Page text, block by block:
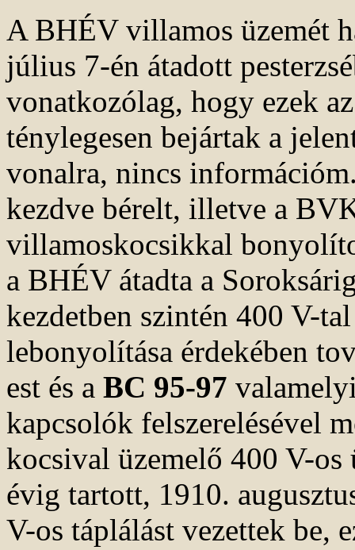
A BHÉV villamos üzemét
július 7-én átadott
vonatkozólag, hogy ezek
ténylegesen bejártak a
vonalra, nincs
kezdve bérelt, illetve a
villamoskocsikkal
a BHÉV átadta a
kezdetben szintén 400 V-
lebonyolítása érdekében
est és a BC 95-97
kapcsolók felszerelésével
kocsival üzemelő 400 V-os
évig tartott, 1910.
V-os táplálást vezettek be,